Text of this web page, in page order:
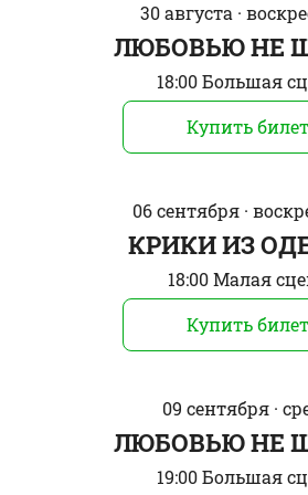
30 августа ·
ЛЮБОВЬЮ НЕ
18:00 Большая
Купить билет
06 сентября ·
КРИКИ ИЗ
18:00 Малая
Купить билет
09 сентября ·
ЛЮБОВЬЮ НЕ
19:00 Большая